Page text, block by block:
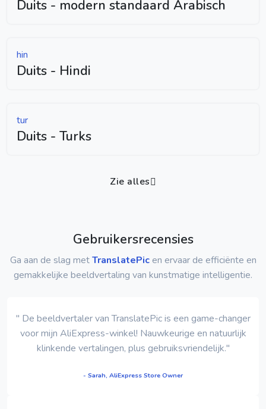
Duits - modern standaard Arabisch
hin
Duits - Hindi
tur
Duits - Turks
Zie alles
Gebruikersrecensies
Ga aan de slag metTranslatePicen ervaar de efficiënte en
gemakkelijke beeldvertaling van kunstmatige intelligentie.
" De beeldvertaler van TranslatePic is een game-changer
voor mijn AliExpress-winkel! Nauwkeurige en natuurlijk
klinkende vertalingen, plus gebruiksvriendelijk."
- Sarah, AliExpress Store Owner